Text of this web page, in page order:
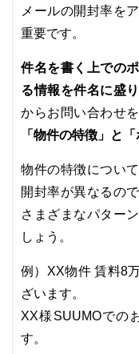
メールの開封率を
重要です。
件名を書く上での
る情報を件名に盛
からお問い合わせ
「物件の特徴」と
物件の特徴につい
開封率が異なるの
さまざまなパター
しょう。
例）XX物件 賃料8
ざいます。
XX様SUUMOでの
す。